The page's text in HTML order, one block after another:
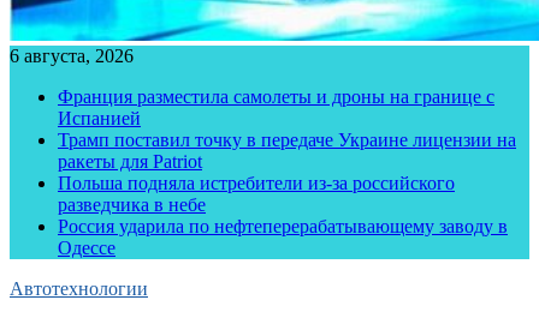
6 августа, 2026
Франция разместила самолеты и дроны на границе с
Испанией
Трамп поставил точку в передаче Украине лицензии на
ракеты для Patriot
Польша подняла истребители из-за российского
разведчика в небе
Россия ударила по нефтеперерабатывающему заводу в
Одессе
Автотехнологии